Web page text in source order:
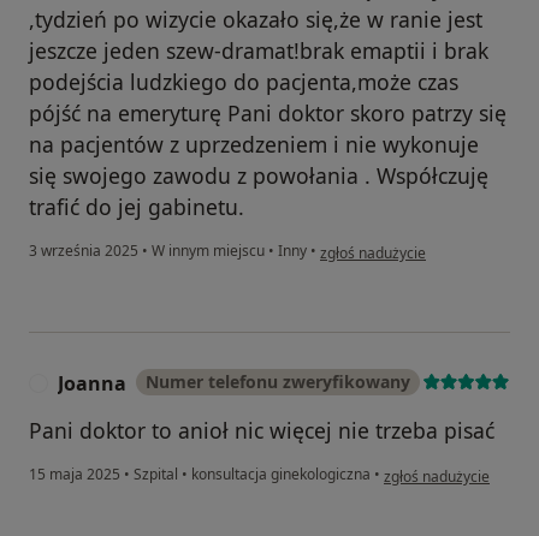
,tydzień po wizycie okazało się,że w ranie jest
jeszcze jeden szew-dramat!brak emaptii i brak
podejścia ludzkiego do pacjenta,może czas
pójść na emeryturę Pani doktor skoro patrzy się
na pacjentów z uprzedzeniem i nie wykonuje
się swojego zawodu z powołania . Współczuję
trafić do jej gabinetu.
3 września 2025 • W innym miejscu • Inny • w opinii użytkownika S.W.
zgłoś nadużycie
Joanna Numer telefonu zweryfikowany
Pani doktor to anioł nic więcej nie trzeba pisać
15 maja 2025 • Szpital • konsultacja ginekologiczna • w opinii użytkownika
zgłoś nadużycie